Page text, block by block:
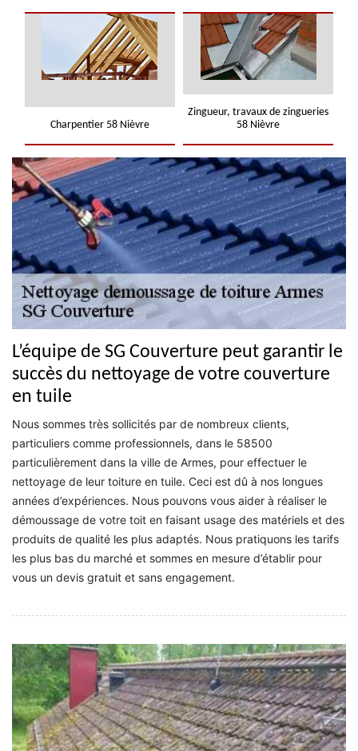
Charpentier 58 Nièvre
Zingueur, travaux de zingueries
58 Nièvre
L’équipe de SG Couverture peut garantir le
succès du nettoyage de votre couverture
en tuile
Nous sommes très sollicités par de nombreux clients,
particuliers comme professionnels, dans le 58500
particulièrement dans la ville de Armes, pour effectuer le
nettoyage de leur toiture en tuile. Ceci est dû à nos longues
années d’expériences. Nous pouvons vous aider à réaliser le
démoussage de votre toit en faisant usage des matériels et des
produits de qualité les plus adaptés. Nous pratiquons les tarifs
les plus bas du marché et sommes en mesure d’établir pour
vous un devis gratuit et sans engagement.